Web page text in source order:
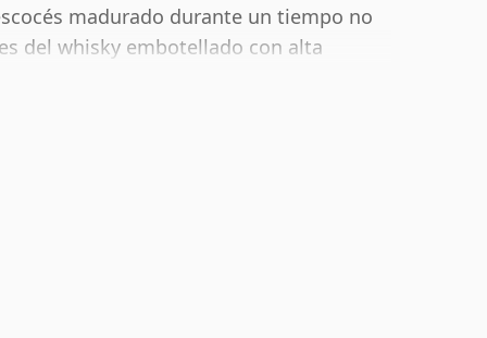
madurado durante un tiempo no
del whisky embotellado con alta